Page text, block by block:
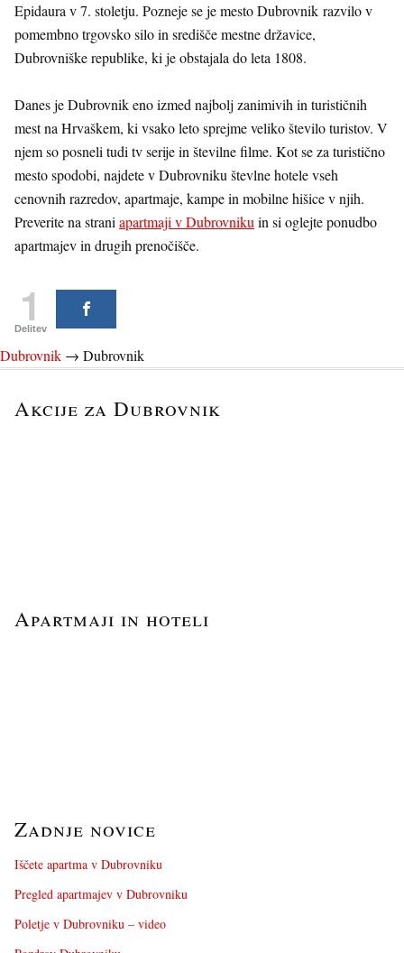
Epidaura v 7. stoletju. Pozneje se je mesto Dubrovnik razvilo v
pomembno trgovsko silo in središče mestne državice,
Dubrovniške republike, ki je obstajala do leta 1808.
Danes je Dubrovnik eno izmed najbolj zanimivih in turističnih
mest na Hrvaškem, ki vsako leto sprejme veliko število turistov. V
njem so posneli tudi tv serije in številne filme. Kot se za turistično
mesto spodobi, najdete v Dubrovniku števlne hotele vseh
cenovnih razredov, apartmaje, kampe in mobilne hišice v njih.
Preverite na strani apartmaji v Dubrovniku in si oglejte ponudbo
apartmajev in drugih prenočišče.
1
Delitev
Dubrovnik → Dubrovnik
Akcije za Dubrovnik
Apartmaji in hoteli
Zadnje novice
Iščete apartma v Dubrovniku
Pregled apartmajev v Dubrovniku
Poletje v Dubrovniku – video